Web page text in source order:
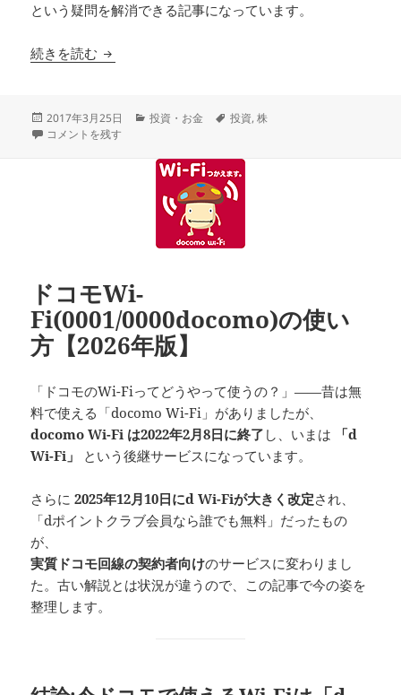
という疑問を解消できる記事になっています。
続きを読む 【株初心者向け】株取引・配当を確定申告した
投
稿
2017年3月25日
カ
リ
投資・お金
タ
投資,株
【株初心者向け】株取引・配当を確定申告したほうがいいのか徹底的に
コメントを残す
ドコモWi-
Fi(0001/0000docomo)の使い
方【2026年版】
「ドコモのWi-Fiってどうやって使うの？」——昔は無
料で使える「docomo Wi-Fi」がありましたが、
docomo Wi-Fi は2022年2月8日に終了 し、いまは
「d
Wi-Fi」
という後継サービスになっています。
さらに2025年12月10日にd Wi-Fiが大きく改定され、
「dポイントクラブ会員なら誰でも無料」だったもの
が、
実質ドコモ回線の契約者向けのサービスに変わりまし
た。古い解説とは状況が違うので、この記事で今の姿を
整理します。